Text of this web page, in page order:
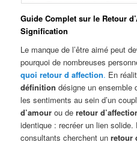
Guide Complet sur le Retour
Signification
Le manque de l’être aimé peut
pourquoi de nombreuses
quoi retour d affection. En
définition désigne un ensemble
les sentiments au sein d’un
d’amour ou deretour
identique : recréer un lien
consultants cherchent unretour